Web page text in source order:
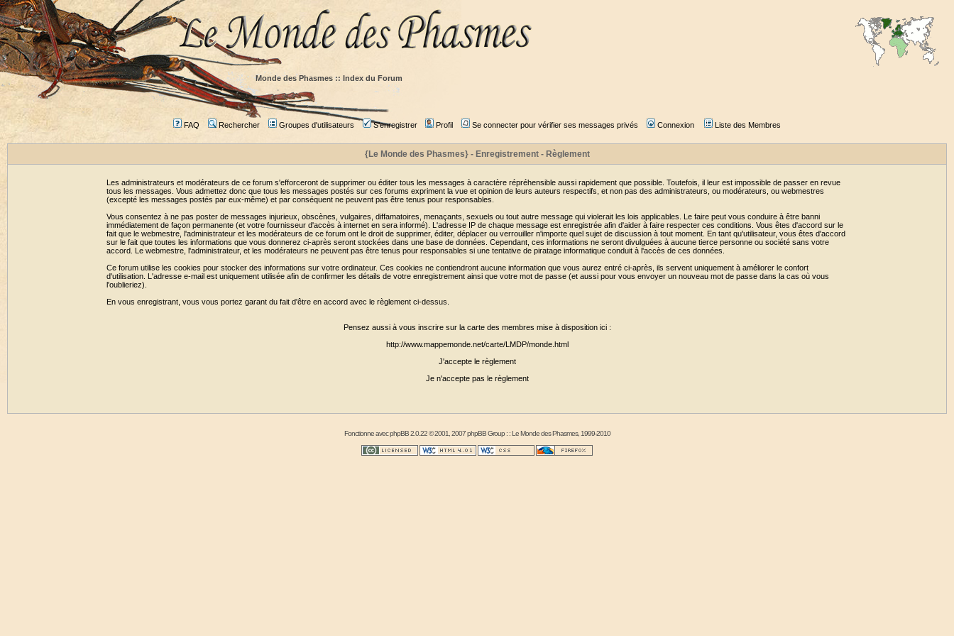
Monde des Phasmes :: Index du Forum
FAQ Rechercher Groupes d'utilisateurs S'enregistrer Profil Se connecter pour vérifier ses messages privés Connexion Liste des Membres
{Le Monde des Phasmes} - Enregistrement - Règlement
Les administrateurs et modérateurs de ce forum s'efforceront de supprimer ou éditer tous les messages à caractère répréhensible aussi rapidement que possible. Toutefois, il leur est impossible de passer en revue
tous les messages. Vous admettez donc que tous les messages postés sur ces forums expriment la vue et opinion de leurs auteurs respectifs, et non pas des administrateurs, ou modérateurs, ou webmestres
(excepté les messages postés par eux-même) et par conséquent ne peuvent pas être tenus pour responsables.
Vous consentez à ne pas poster de messages injurieux, obscènes, vulgaires, diffamatoires, menaçants, sexuels ou tout autre message qui violerait les lois applicables. Le faire peut vous conduire à être banni
immédiatement de façon permanente (et votre fournisseur d'accès à internet en sera informé). L'adresse IP de chaque message est enregistrée afin d'aider à faire respecter ces conditions. Vous êtes d'accord sur le
fait que le webmestre, l'administrateur et les modérateurs de ce forum ont le droit de supprimer, éditer, déplacer ou verrouiller n'importe quel sujet de discussion à tout moment. En tant qu'utilisateur, vous êtes d'accord
sur le fait que toutes les informations que vous donnerez ci-après seront stockées dans une base de données. Cependant, ces informations ne seront divulguées à aucune tierce personne ou société sans votre
accord. Le webmestre, l'administrateur, et les modérateurs ne peuvent pas être tenus pour responsables si une tentative de piratage informatique conduit à l'accès de ces données.
Ce forum utilise les cookies pour stocker des informations sur votre ordinateur. Ces cookies ne contiendront aucune information que vous aurez entré ci-après, ils servent uniquement à améliorer le confort
d'utilisation. L'adresse e-mail est uniquement utilisée afin de confirmer les détails de votre enregistrement ainsi que votre mot de passe (et aussi pour vous envoyer un nouveau mot de passe dans la cas où vous
l'oublieriez).
En vous enregistrant, vous vous portez garant du fait d'être en accord avec le règlement ci-dessus.
Pensez aussi à vous inscrire sur la carte des membres mise à disposition ici :
http://www.mappemonde.net/carte/LMDP/monde.html
J'accepte le règlement
Je n'accepte pas le règlement
Fonctionne avecphpBB2.0.22 © 2001, 2007 phpBB Group : :Le Monde des Phasmes, 1999-2010